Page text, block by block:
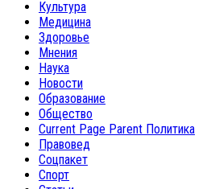
Культура
Медицина
Здоровье
Мнения
Наука
Новости
Образование
Общество
Current Page Parent Политика
Правовед
Соцпакет
Спорт